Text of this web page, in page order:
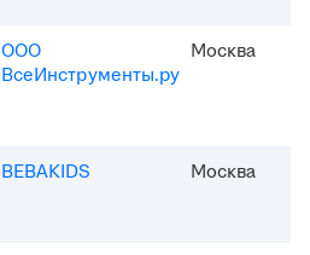
ООО
ВсеИнструменты.ру
Москва
BEBAKIDS Москва